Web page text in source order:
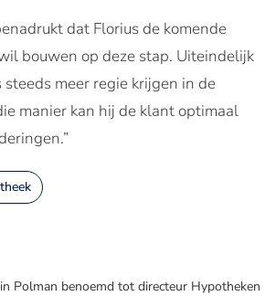
dat Florius de komende
bouwen op deze stap. Uiteindelijk
meer regie krijgen in de
manier kan hij de klant optimaal
Polman benoemd tot directeur Hypotheken